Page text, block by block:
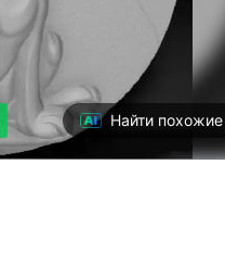
Найти похожие